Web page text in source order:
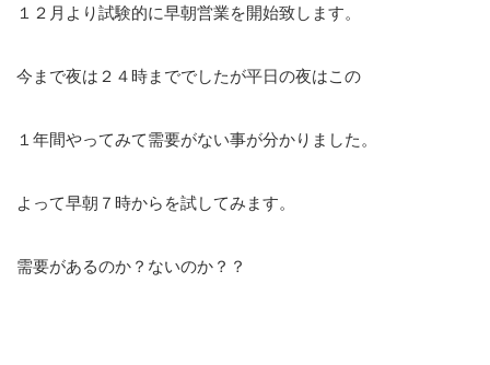
１２月より試験的に早朝営業を開始致します。
今まで夜は２４時まででしたが平日の夜はこの
１年間やってみて需要がない事が分かりました。
よって早朝７時からを試してみます。
需要があるのか？ないのか？？